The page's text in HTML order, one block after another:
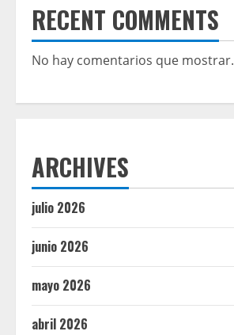
RECENT COMMENTS
No hay comentarios que mostrar.
ARCHIVES
julio 2026
junio 2026
mayo 2026
abril 2026